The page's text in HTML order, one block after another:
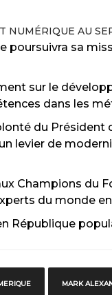
NUMÉRIQUE AU
poursuivra sa
sur le
dans les
du Président
levier de
Champions du
du monde
République
MARK